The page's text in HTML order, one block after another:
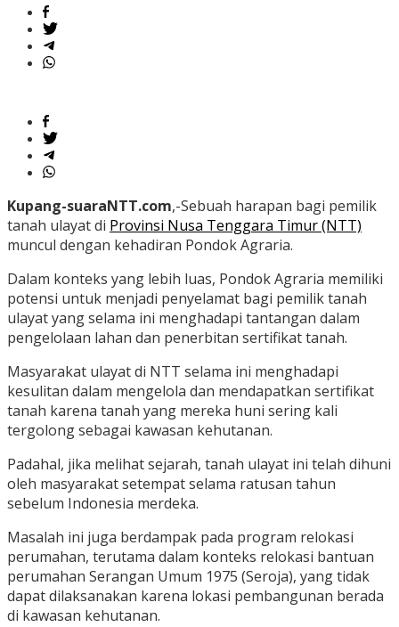
Kupang-suaraNTT.com,-Sebuah harapan bagi pemilik
tanah ulayat di Provinsi Nusa Tenggara Timur (NTT)
muncul dengan kehadiran Pondok Agraria.
Dalam konteks yang lebih luas, Pondok Agraria memiliki
potensi untuk menjadi penyelamat bagi pemilik tanah
ulayat yang selama ini menghadapi tantangan dalam
pengelolaan lahan dan penerbitan sertifikat tanah.
Masyarakat ulayat di NTT selama ini menghadapi
kesulitan dalam mengelola dan mendapatkan sertifikat
tanah karena tanah yang mereka huni sering kali
tergolong sebagai kawasan kehutanan.
Padahal, jika melihat sejarah, tanah ulayat ini telah dihuni
oleh masyarakat setempat selama ratusan tahun
sebelum Indonesia merdeka.
Masalah ini juga berdampak pada program relokasi
perumahan, terutama dalam konteks relokasi bantuan
perumahan Serangan Umum 1975 (Seroja), yang tidak
dapat dilaksanakan karena lokasi pembangunan berada
di kawasan kehutanan.